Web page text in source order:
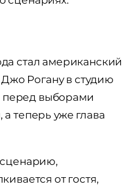
стал американский
Рогану в студию
перед выборами
теперь уже глава
сценарию,
от гостя,